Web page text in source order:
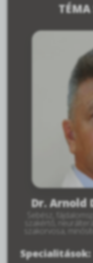
TÉMA
Dr. Arnold
Sebész,
szakértő,
szakorvosa,
Specialitások: